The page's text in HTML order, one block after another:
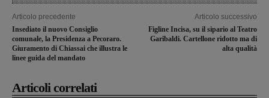
Articolo precedente
Insediato il nuovo Consiglio
comunale, la Presidenza a Pecoraro.
Giuramento di Chiassai che illustra le
linee guida del mandato
Articolo successivo
Figline Incisa, su il sipario al Teatro
Garibaldi. Cartellone ridotto ma di
alta qualità
Articoli correlati